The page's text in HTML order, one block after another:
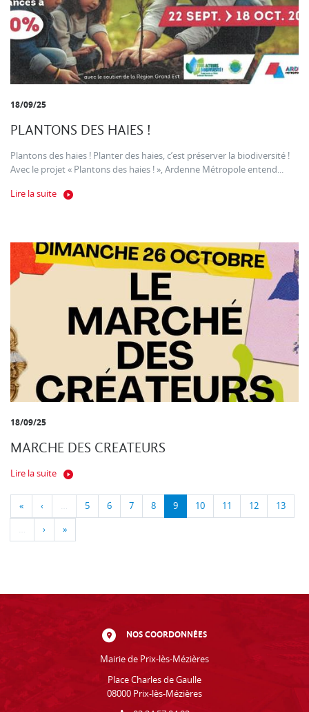
18/09/25
PLANTONS DES HAIES !
Plantons des haies ! Planter des haies, c’est préserver la biodiversité !
Avec le projet « Plantons des haies ! », Ardenne Métropole entend...
Lire la suite
18/09/25
MARCHE DES CREATEURS
Lire la suite
« ‹ … 5 6 7 8 9 10 11 12 13
… › »
NOS COORDONNÉES
Mairie de Prix-lès-Mézières
Place Charles de Gaulle
08000 Prix-lès-Mézières